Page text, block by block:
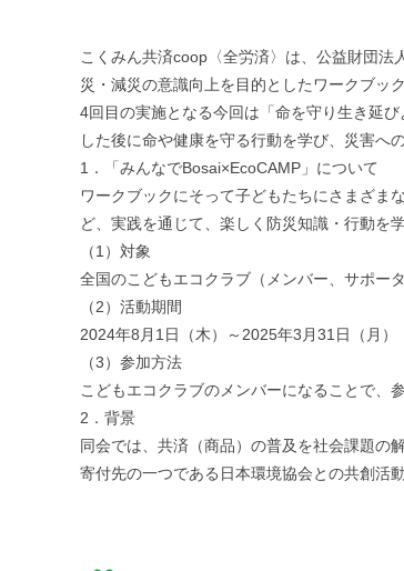
こくみん共済coop〈全労済〉は、公益財団
災・減災の意識向上を目的としたワークブッ
4回目の実施となる今回は「命を守り生き延
した後に命や健康を守る行動を学び、災害へ
1．「みんなでBosai×EcoCAMP」について
ワークブックにそって子どもたちにさまざま
ど、実践を通じて、楽しく防災知識・行動を
（1）対象
全国のこどもエコクラブ（メンバー、サポータ
（2）活動期間
2024年8月1日（木）～2025年3月31日（月）
（3）参加方法
こどもエコクラブのメンバーになることで、
2．背景
同会では、共済（商品）の普及を社会課題の
寄付先の一つである日本環境協会との共創活